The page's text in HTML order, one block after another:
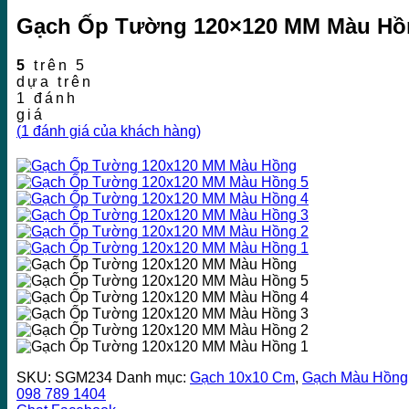
Gạch Ốp Tường 120×120 MM Màu
5 trên 5
dựa trên
1
đánh
giá
(1 đánh giá của khách hàng)
SKU: SGM234 Danh mục: Gạch 10x10 Cm, Gạch Màu Hồng
098 789 1404